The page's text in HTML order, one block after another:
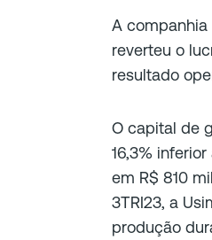
A
reverteu o
resultado
O capital de
16,3%
em R$ 810
3TRI23, a
produção